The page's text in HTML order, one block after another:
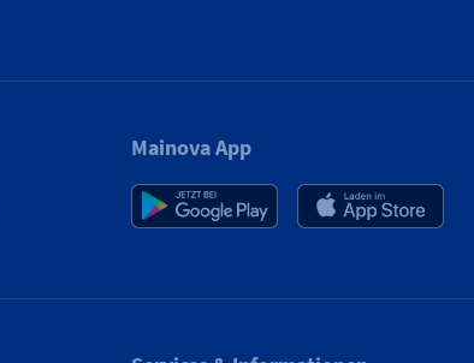
Mainova App